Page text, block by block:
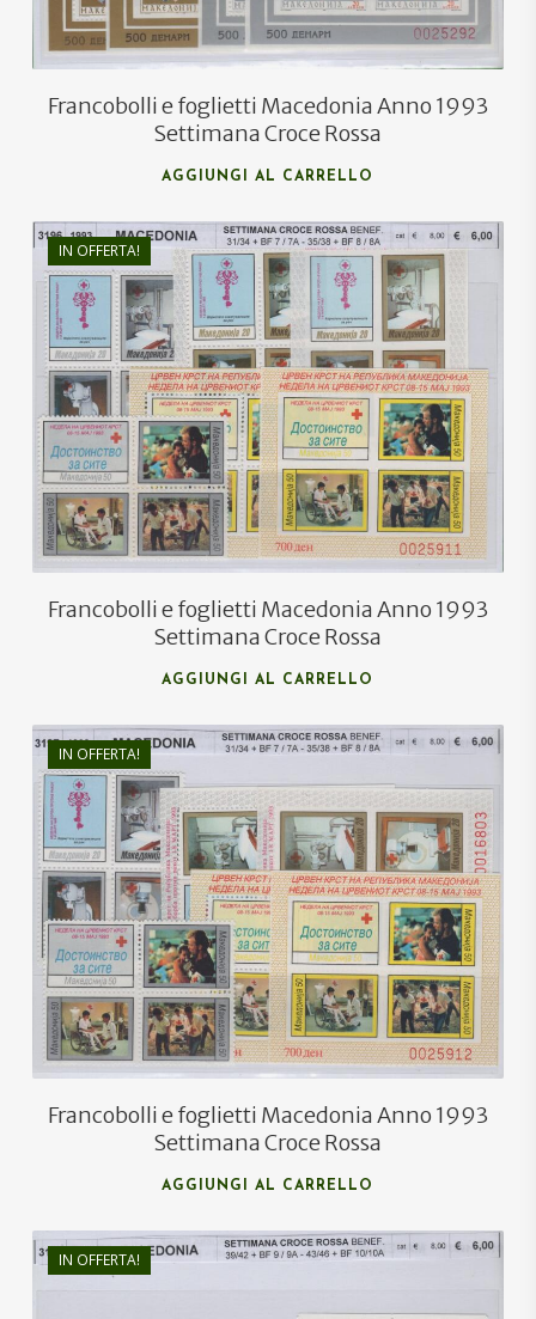
Francobolli e foglietti Macedonia Anno 1993
Settimana Croce Rossa
AGGIUNGI AL CARRELLO
IN OFFERTA!
€8,00
€5,50
Francobolli e foglietti Macedonia Anno 1993
Settimana Croce Rossa
AGGIUNGI AL CARRELLO
IN OFFERTA!
€8,00
€5,50
Francobolli e foglietti Macedonia Anno 1993
Settimana Croce Rossa
AGGIUNGI AL CARRELLO
IN OFFERTA!